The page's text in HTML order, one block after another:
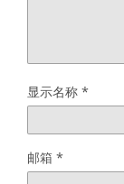
显示名称 *
邮箱 *